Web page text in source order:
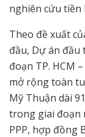
nghiên cứu tiền
Theo đề xuất
đầu, Dự án
đoạn TP. HCM
mở rộng toàn
Mỹ Thuận dài
trong giai đoạn
PPP, hợp đồng